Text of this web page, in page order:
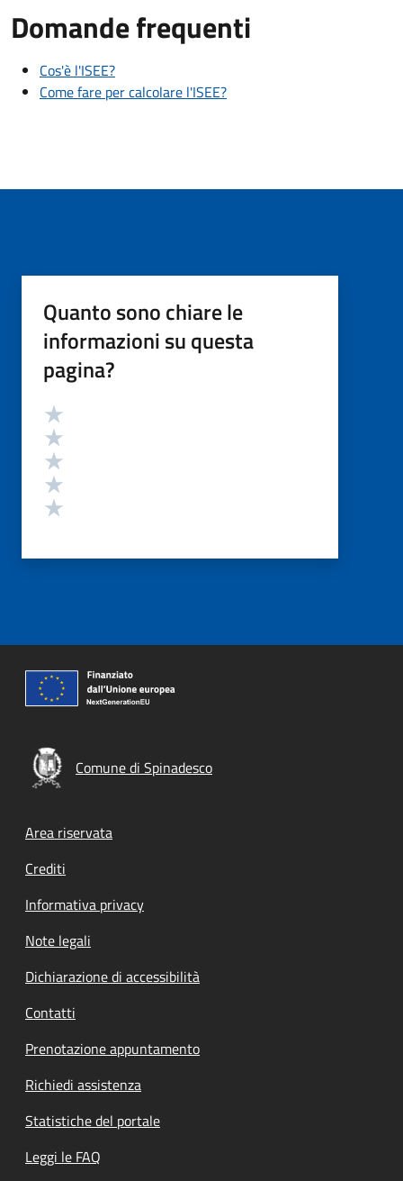
Domande frequenti
Cos'è l'ISEE?
Come fare per calcolare l'ISEE?
Quanto sono chiare le
informazioni su questa
pagina?
Valutazione
Comune di Spinadesco
Footer menu
Area riservata
Crediti
Informativa privacy
Note legali
Dichiarazione di accessibilità
Contatti
Prenotazione appuntamento
Richiedi assistenza
Statistiche del portale
Leggi le FAQ